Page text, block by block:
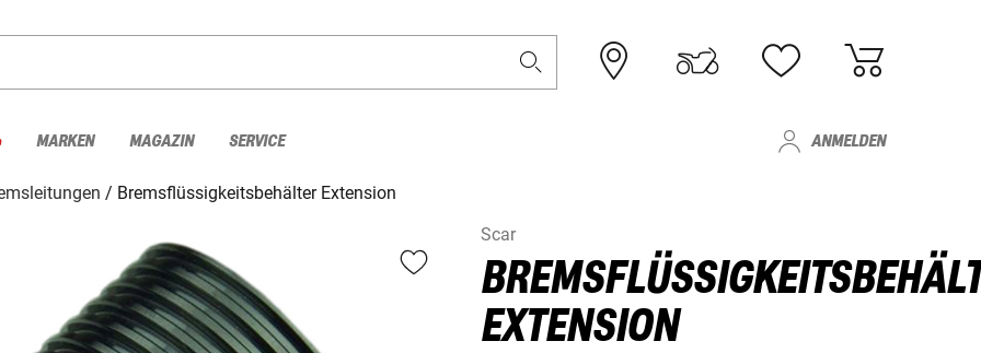
MARKEN MAGAZIN SERVICE ANMELDEN
Bremsflüssigkeitsbehälter Extension
Scar
EXTENSION